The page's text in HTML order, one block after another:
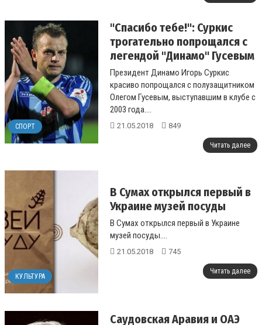
СПОРТ
"Спасибо тебе!": Суркис
трогательно попрощался с
легендой "Динамо" Гусевым
Президент Динамо Игорь Суркис
красиво попрощался с полузащитником
Олегом Гусевым, выступавшим в клубе с
2003 года....
21.05.2018 849
Читать далее
КУЛЬТУРА
В Сумах открылся первый в
Украине музей посуды
В Сумах открылся первый в Украине
музей посуды....
21.05.2018 745
Читать далее
Саудовская Аравия и ОАЭ